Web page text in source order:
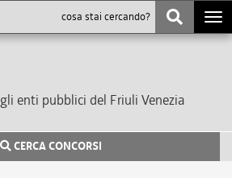
enti pubblici del Friuli Venezia
CERCA CONCORSI